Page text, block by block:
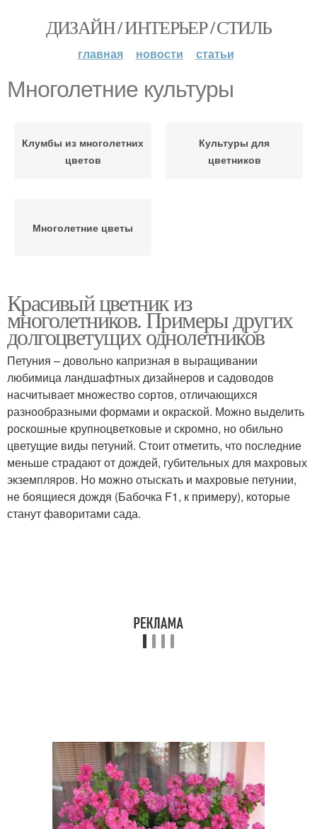
ДИЗАЙН / ИНТЕРЬЕР / СТИЛЬ
главная новости статьи
Многолетние культуры
Клумбы из многолетних
цветов
Культуры для
цветников
Многолетние цветы
Красивый цветник из
многолетников. Примеры других
долгоцветущих однолетников
Петуния – довольно капризная в выращивании
любимица ландшафтных дизайнеров и садоводов
насчитывает множество сортов, отличающихся
разнообразными формами и окраской. Можно выделить
роскошные крупноцветковые и скромно, но обильно
цветущие виды петуний. Стоит отметить, что последние
меньше страдают от дождей, губительных для махровых
экземпляров. Но можно отыскать и махровые петунии,
не боящиеся дождя (Бабочка F1, к примеру), которые
станут фаворитами сада.